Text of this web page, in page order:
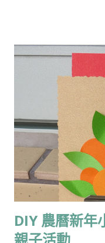
文稱Beetroot，學名為
紅色，根部脹大成圓球
港天涼季節也可以栽種
沒有甘蔗，就用它來造
皮光滑結實的，若是皺
乾後放入雪櫃可保存很
首選。在歐洲民間與草
中國的靈芝，是用來進
錳含量是所有植物中最
的養分。同時100克紅
的 50%，而葉酸又是身
血功能很強。據研究發
DIY 農曆新年